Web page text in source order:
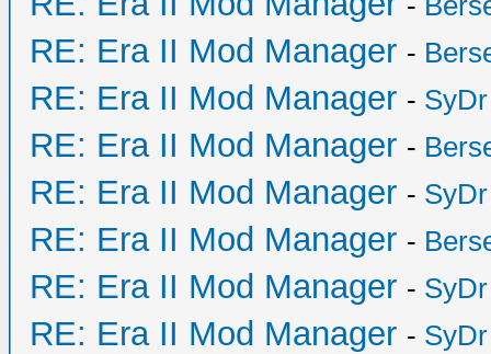
RE: Era II Mod Manager -
RE: Era II Mod Manager - SyDr
RE: Era II Mod Manager -
RE: Era II Mod Manager - SyDr
RE: Era II Mod Manager -
RE: Era II Mod Manager - SyDr
RE: Era II Mod Manager - SyDr